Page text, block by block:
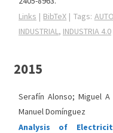
Links | BibTeX | Tags:
INDUSTRIAL, INDUSTRIA 4.0
2015
Serafín Alonso; Miguel
Manuel Domínguez
Analysis of